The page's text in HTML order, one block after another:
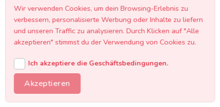
Professionelles Catering für Firmenfeiern,
Konferenzen und Geschäftsessen.
Konferenz-Catering
Messestand-Service
Firmenevents
Wir verwenden Cookies, um dein Browsing-Erlebnis zu
verbessern, personalisierte Werbung oder Inhalte zu liefern
und unseren Traffic zu analysieren. Durch Klicken auf "Alle
akzeptieren" stimmst du der Verwendung von Cookies zu.
Ich akzeptiere die Geschäftsbedingungen.
Akzeptieren